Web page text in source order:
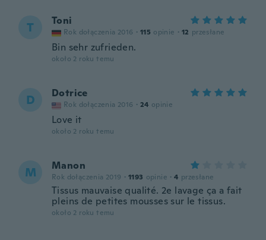
T Toni
Rok dołączenia 2016 · 115 opinie · 12 przesłane
Bin sehr zufrieden.
około 2 roku temu
D Dotrice
Rok dołączenia 2016 · 24 opinie
Love it
około 2 roku temu
M Manon
Rok dołączenia 2019 · 1193 opinie · 4 przesłane
Tissus mauvaise qualité. 2e lavage ça a fait
pleins de petites mousses sur le tissus.
około 2 roku temu